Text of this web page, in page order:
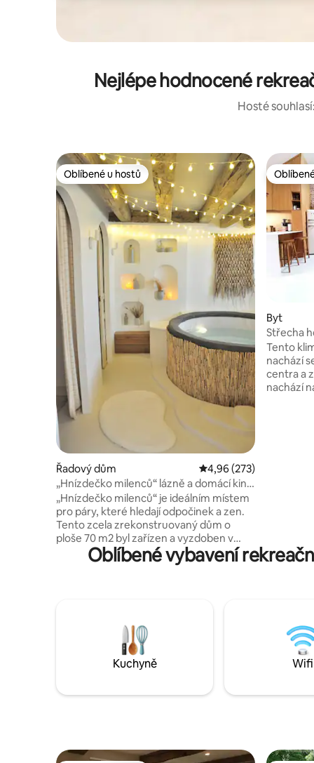
Nejlépe hodnocené
Hosté
Oblíbené u hostů
Oblíbené u hostů
Řadový dům Průměrné hodnocení
4,96 (273)
„Hnízdečko milenců“ lázně a domácí kino
3*
„Hnízdečko milenců“ je ideálním místem
pro páry, které hledají odpočinek a zen.
Tento zcela zrekonstruovaný dům o
ploše 70 m2 byl zařízen a vyzdoben v
přírodních barvách a materiálech
dekoratérem, který je závislý na
videoprojektor s domácím kinem Krásné
služby, elegantní výzdoba a příjemné
materiály, jako je voskovaný beton, len,
Byt
Střecha
Tento
nachází
centra a
nachází
Oblíbené vybavení
Kuchyně Wifi